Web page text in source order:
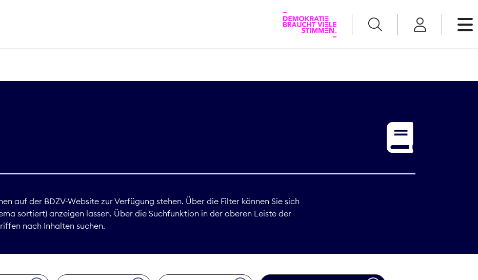
Print
auf der BDZV-Website zur Verfügung stehen. Über die Filter können Sie sich
sortiert) anzeigen lassen. Über die Suchfunktion in der oberen Leiste der
nach Inhalten suchen.